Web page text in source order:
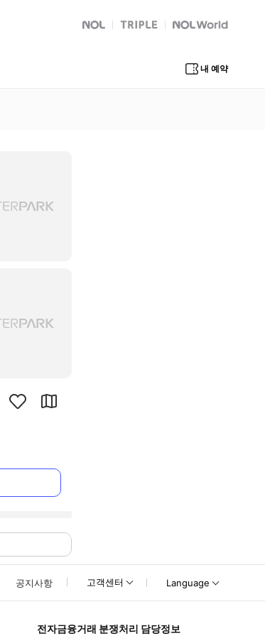
NOL
트리플 Global Interpark
내 예약
공지사항 고객센터 Language
전자금융거래 분쟁처리 담당정보